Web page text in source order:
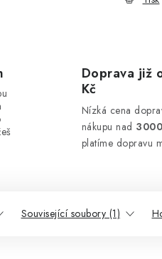
Doprava již
Kč
Nízká cena
nákupu nad
platíme dopravu
Související soubory (1)